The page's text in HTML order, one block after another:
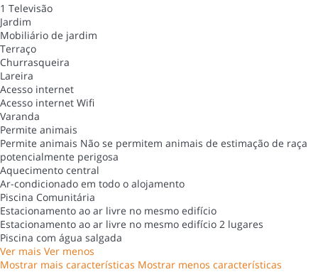
1 Televisão
Jardim
Mobiliário de jardim
Terraço
Churrasqueira
Lareira
Acesso internet
Acesso internet Wifi
Varanda
Permite animais
Permite animais Não se permitem animais de estimação de raça
potencialmente perigosa
Aquecimento central
Ar-condicionado em todo o alojamento
Piscina Comunitária
Estacionamento ao ar livre no mesmo edifício
Estacionamento ao ar livre no mesmo edifício 2 lugares
Piscina com água salgada
Ver mais Ver menos
Mostrar mais características Mostrar menos características